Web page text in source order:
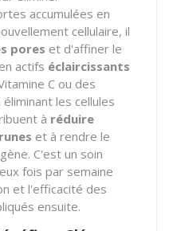
accumulées en
cellulaire, il
pores et d'affiner le
actifs éclaircissants
C ou des
les cellules
à réduire
et à rendre le
C'est un soin
fois par semaine
et l'efficacité des
ensuite.